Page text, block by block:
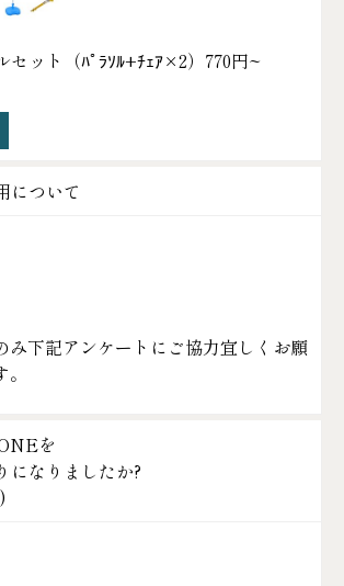
セット（ﾊﾟﾗｿﾙ+ﾁｪｱ×2） 770円~
について
み下記アンケートにご協力宜しくお願
を
になりましたか?
)